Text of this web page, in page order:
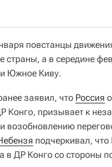
повстанцы
страны, а в середине
Южное Киву.
заявил, что Россия
Конго, призывает к
возобновлению
подчеркивал,
в ДР Конго со стороны